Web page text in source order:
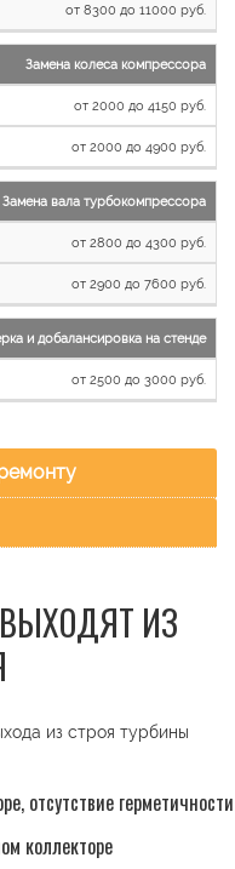
от 8300 до 11000 руб.
Замена колеса компрессора
от 2000 до 4150 руб.
от 2000 до 4900 руб.
Замена вала турбокомпрессора
от 2800 до 4300 руб.
от 2900 до 7600 руб.
и добалансировка на стенде
от 2500 до 3000 руб.
ИЗ
из строя турбины
отсутствие герметичности
коллекторе